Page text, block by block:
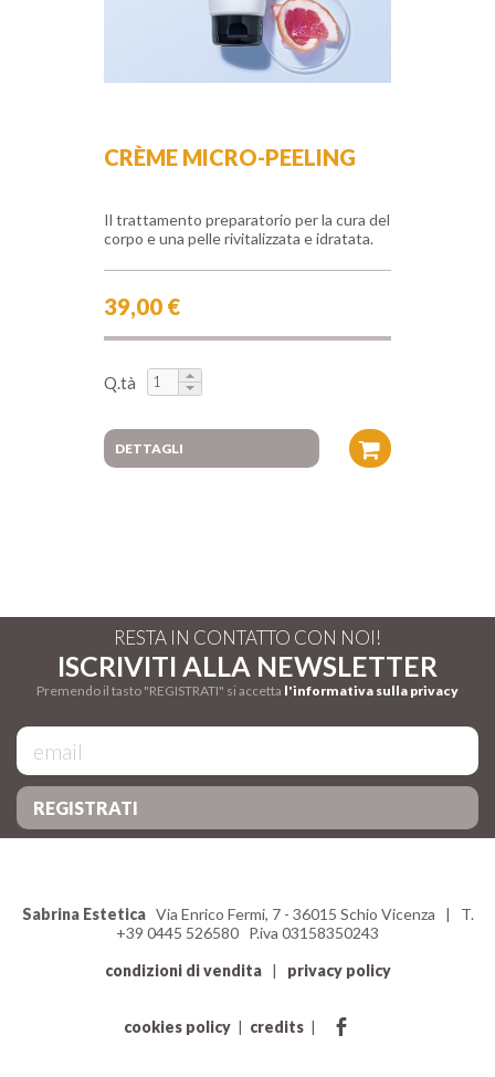
CRÈME MICRO-PEELING
Il trattamento preparatorio per la cura del
corpo e una pelle rivitalizzata e idratata.
39,00 €
Q.tà
DETTAGLI
RESTA IN CONTATTO CON NOI!
ISCRIVITI ALLA NEWSLETTER
Premendo il tasto "REGISTRATI" si accetta l'informativa sulla privacy
Sabrina EsteticaVia Enrico Fermi, 7 - 36015 Schio Vicenza | T.
+39 0445 526580 P.iva 03158350243
condizioni di vendita| privacy policy
cookies policy| credits|